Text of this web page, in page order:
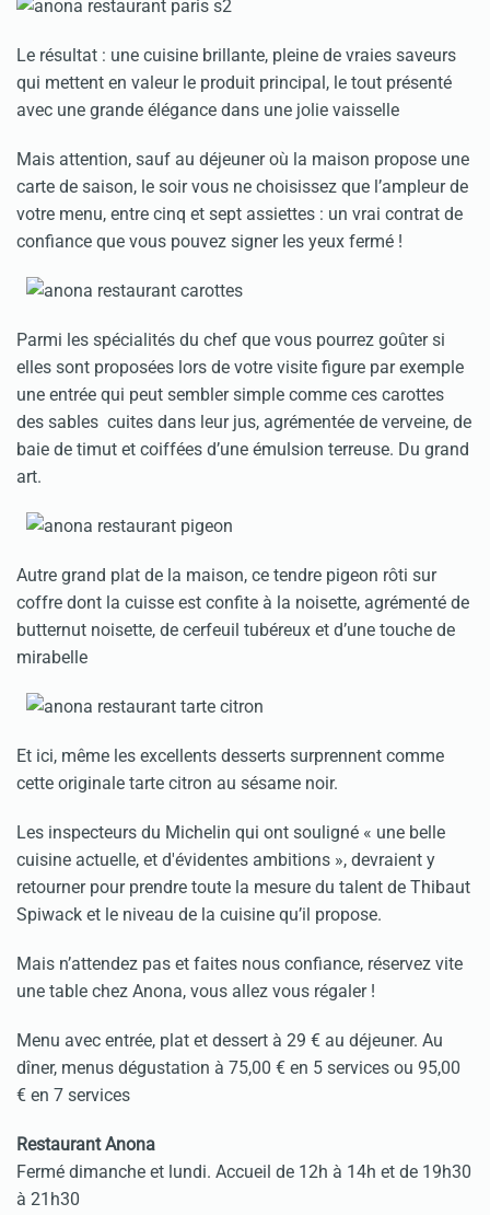
Le résultat : une cuisine brillante, pleine de vraies saveurs
qui mettent en valeur le produit principal, le tout présenté
avec une grande élégance dans une jolie vaisselle
Mais attention, sauf au déjeuner où la maison propose une
carte de saison, le soir vous ne choisissez que l’ampleur de
votre menu, entre cinq et sept assiettes : un vrai contrat de
confiance que vous pouvez signer les yeux fermé !
Parmi les spécialités du chef que vous pourrez goûter si
elles sont proposées lors de votre visite figure par exemple
une entrée qui peut sembler simple comme ces carottes
des sables cuites dans leur jus, agrémentée de verveine, de
baie de timut et coiffées d’une émulsion terreuse. Du grand
art.
Autre grand plat de la maison, ce tendre pigeon rôti sur
coffre dont la cuisse est confite à la noisette, agrémenté de
butternut noisette, de cerfeuil tubéreux et d’une touche de
mirabelle
Et ici, même les excellents desserts surprennent comme
cette originale tarte citron au sésame noir.
Les inspecteurs du Michelin qui ont souligné « une belle
cuisine actuelle, et d'évidentes ambitions », devraient y
retourner pour prendre toute la mesure du talent de Thibaut
Spiwack et le niveau de la cuisine qu’il propose.
Mais n’attendez pas et faites nous confiance, réservez vite
une table chez Anona, vous allez vous régaler !
Menu avec entrée, plat et dessert à 29 € au déjeuner. Au
dîner, menus dégustation à 75,00 € en 5 services ou 95,00
€ en 7 services
Restaurant Anona
Fermé dimanche et lundi. Accueil de 12h à 14h et de 19h30
à 21h30